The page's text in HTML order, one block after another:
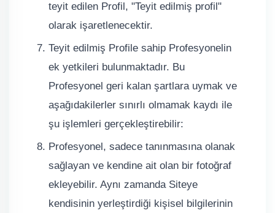
teyit edilen Profil, "Teyit edilmiş profil"
olarak işaretlenecektir.
Teyit edilmiş Profile sahip Profesyonelin
ek yetkileri bulunmaktadır. Bu
Profesyonel geri kalan şartlara uymak ve
aşağıdakilerler sınırlı olmamak kaydı ile
şu işlemleri gerçekleştirebilir:
Profesyonel, sadece tanınmasına olanak
sağlayan ve kendine ait olan bir fotoğraf
ekleyebilir. Aynı zamanda Siteye
kendisinin yerleştirdiği kişisel bilgilerinin